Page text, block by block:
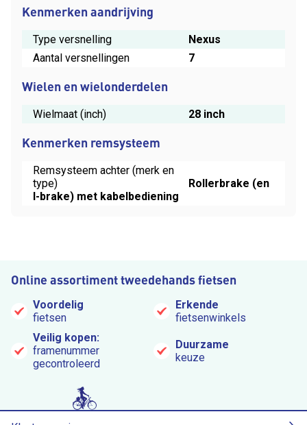
Kenmerken aandrijving
Type versnelling
Nexus
Aantal versnellingen
7
Wielen en wielonderdelen
Wielmaat (inch) 28 inch
Kenmerken remsysteem
Remsysteem achter (merk en
type)
Rollerbrake (en
I-brake) met kabelbediening
Online assortiment tweedehands fietsen
Voordelig
fietsen
Erkende
fietsenwinkels
Veilig kopen:
framenummer
gecontroleerd
Duurzame
keuze